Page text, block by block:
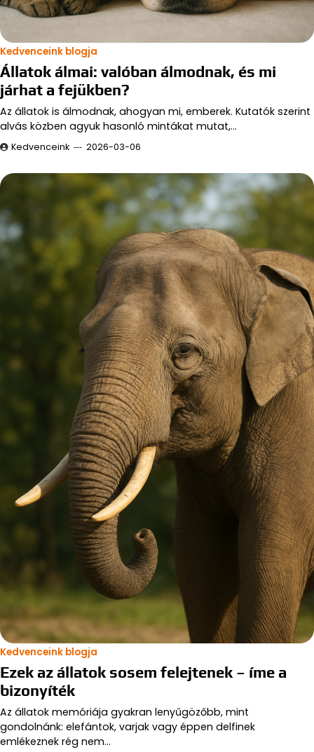
Kedvenceink blogja
Állatok álmai: valóban álmodnak, és mi
járhat a fejükben?
Az állatok is álmodnak, ahogyan mi, emberek. Kutatók szerint
alvás közben agyuk hasonló mintákat mutat,…
Kedvenceink 2026-03-06
Kedvenceink blogja
Ezek az állatok sosem felejtenek – íme a
bizonyíték
Az állatok memóriája gyakran lenyűgözőbb, mint
gondolnánk: elefántok, varjak vagy éppen delfinek
emlékeznek rég nem…